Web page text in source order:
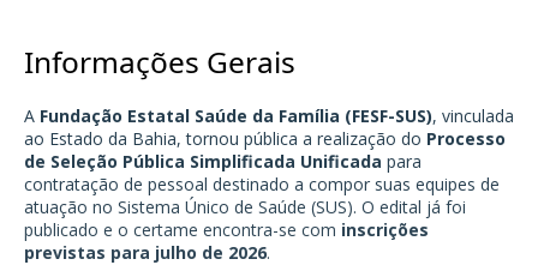
Informações Gerais
A Fundação Estatal Saúde da Família (FESF-SUS), vinculada
ao Estado da Bahia, tornou pública a realização do Processo
de Seleção Pública Simplificada Unificada para
contratação de pessoal destinado a compor suas equipes de
atuação no Sistema Único de Saúde (SUS). O edital já foi
publicado e o certame encontra-se com inscrições
previstas para julho de 2026.